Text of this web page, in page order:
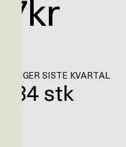
kr
BOLIGER SISTE KVARTAL
434 stk